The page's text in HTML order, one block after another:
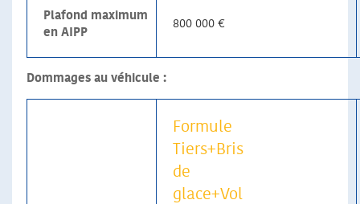
Plafond maximum
en AIPP
800 000 €
Dommages au véhicule :
Formule
Tiers+Bris
de
glace+Vol